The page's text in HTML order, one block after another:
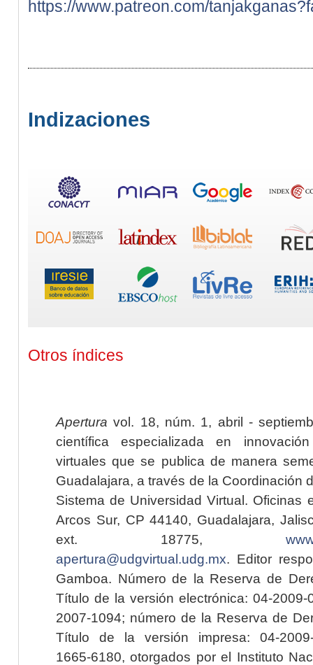
https://www.patreon.com/
Indizaciones
Otros índices
Apertura vol. 18, núm. 1, abril -
científica especializada en
virtuales que se publica de manera
Guadalajara, a través de la Coordinación
Sistema de Universidad Virtual. Oficinas
Arcos Sur, CP 44140, Guadalajara,
ext. 18775,
apertura@udgvirtual.udg.mx. Editor
Gamboa. Número de la Reserva de
Título de la versión electrónica: 04-2009-
2007-1094; número de la Reserva de
Título de la versión impresa: 04-2009-
1665-6180, otorgados por el Instituto